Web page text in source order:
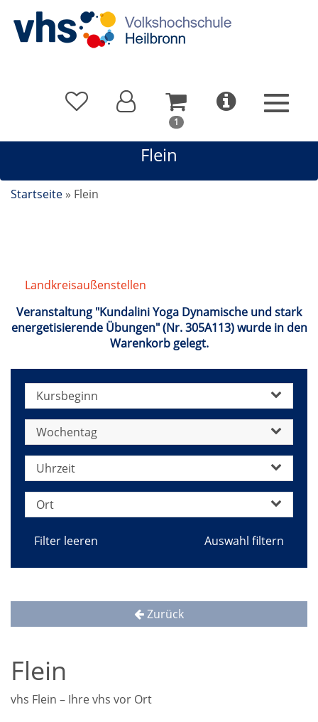
1 In
sich
Flein
Startseite » Flein
Landkreisaußenstellen
Veranstaltung "Kundalini Yoga Dynamische und stark
energetisierende Übungen" (Nr. 305A113) wurde in den
Warenkorb gelegt.
Kursbeginn
Wochentag
Uhrzeit
Ort
Filter leeren
Zurück
Flein
vhs Flein – Ihre vhs vor Ort